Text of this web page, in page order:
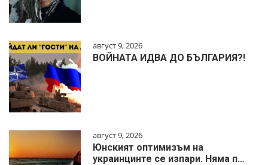
август 9, 2026
ВОЙНАТА ИДВА ДО БЪЛГАРИЯ?!
август 9, 2026
Юнският оптимизъм на
украинцинте се изпари. Няма п…